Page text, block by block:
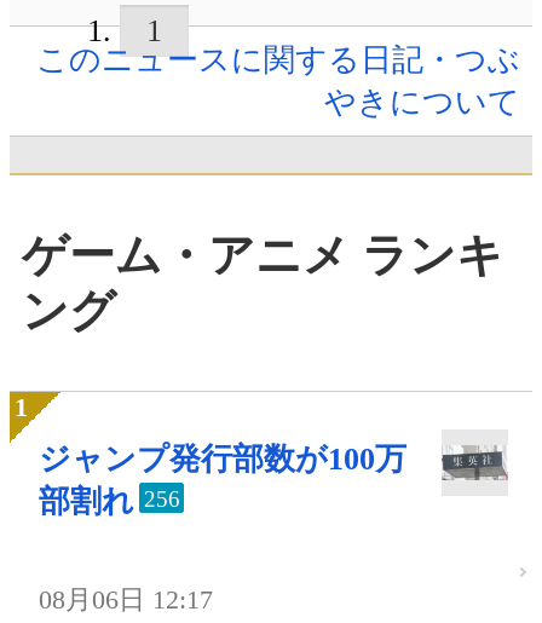
1
このニュースに関する日記・つぶ
やきについて
ゲーム・アニメ ランキ
ング
ジャンプ発行部数が100万
部割れ 256
08月06日 12:17